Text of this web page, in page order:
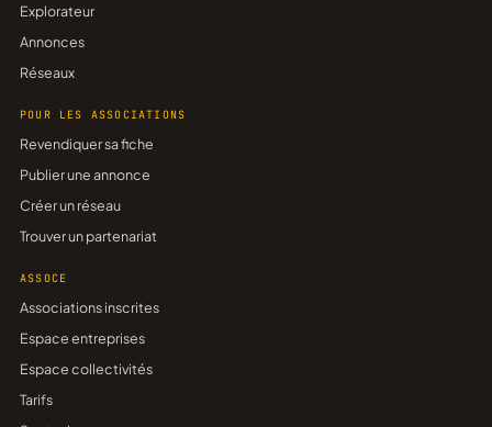
Explorateur
Annonces
Réseaux
POUR LES ASSOCIATIONS
Revendiquer sa fiche
Publier une annonce
Créer un réseau
Trouver un partenariat
ASSOCE
Associations inscrites
Espace entreprises
Espace collectivités
Tarifs